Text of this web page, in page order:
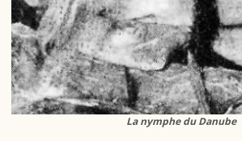
La nymphe du Danube